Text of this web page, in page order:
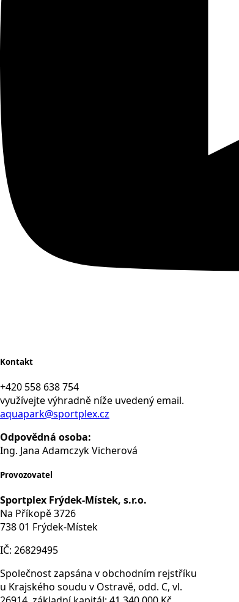
Kontakt
+420 558 638 754
využívejte výhradně níže uvedený email.
aquapark@sportplex.cz
Odpovědná osoba:
Ing. Jana Adamczyk Vicherová
Provozovatel
Sportplex Frýdek-Místek, s.r.o.
Na Příkopě 3726
738 01 Frýdek-Místek
IČ: 26829495
Společnost zapsána v obchodním rejstříku
u Krajského soudu v Ostravě, odd. C, vl.